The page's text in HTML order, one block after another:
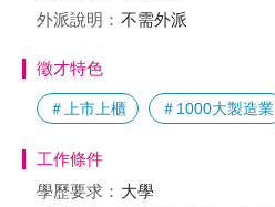
外派說明： 不需外派
徵才特色
＃上市上櫃 ＃1000大製造業
工作條件
學歷要求： 大學